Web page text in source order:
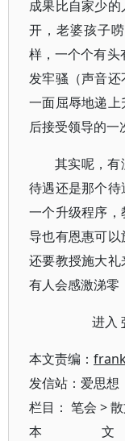
成果比自家少
开，老婆孩子
样，一个个有头
发牢骚（声音还
一面屈辱地递
后接受领导的一
其实呢，有
待遇还是那个
一个升级程序
导也有恩惠可以
还要教授施大
有人会感激涕零
进入
本文责编：
发信站：爱思
栏目： 笔会 >
本